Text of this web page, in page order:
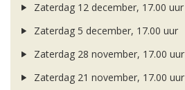
Zaterdag 12 december, 17.00 uur
Zaterdag 5 december, 17.00 uur
Zaterdag 28 november, 17.00 uur
Zaterdag 21 november, 17.00 uur